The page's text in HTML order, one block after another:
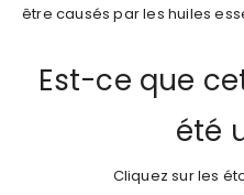
être causés par les huiles
Est-ce que
été
Cliquez sur les